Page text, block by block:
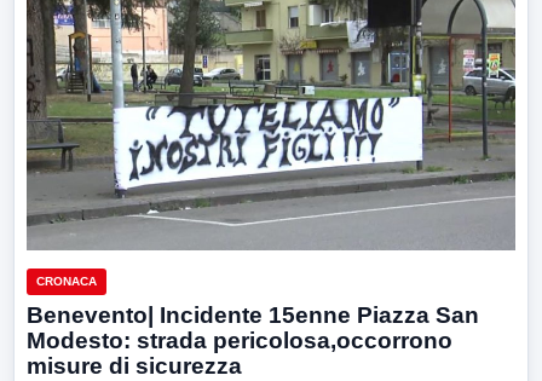
CRONACA
Benevento| Incidente 15enne Piazza San
Modesto: strada pericolosa,occorrono
misure di sicurezza